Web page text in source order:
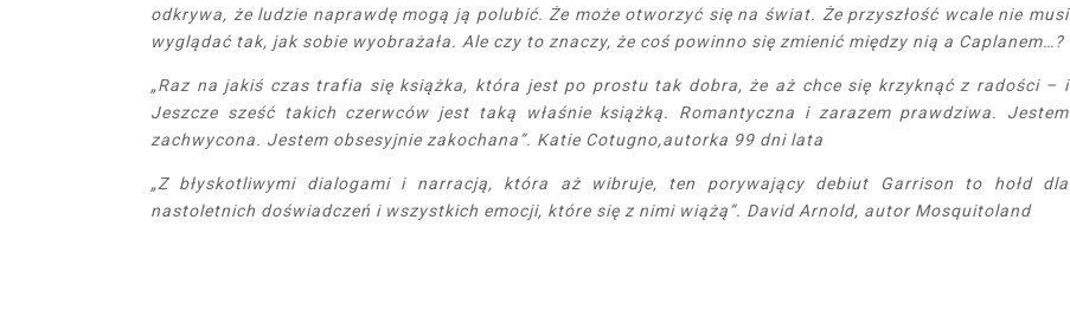
odkrywa, że ludzie naprawdę mogą ją polubić. Że może otworzyć się na świat. Że przyszłość wcale nie musi
wyglądać tak, jak sobie wyobrażała. Ale czy to znaczy, że coś powinno się zmienić między nią a Caplanem…?
„Raz na jakiś czas trafia się książka, która jest po prostu tak dobra, że aż chce się krzyknąć z radości – i
Jeszcze sześć takich czerwców jest taką właśnie książką. Romantyczna i zarazem prawdziwa. Jestem
zachwycona. Jestem obsesyjnie zakochana”. Katie Cotugno,autorka 99 dni lata
„Z błyskotliwymi dialogami i narracją, która aż wibruje, ten porywający debiut Garrison to hołd dla
nastoletnich doświadczeń i wszystkich emocji, które się z nimi wiążą”. David Arnold, autor Mosquitoland